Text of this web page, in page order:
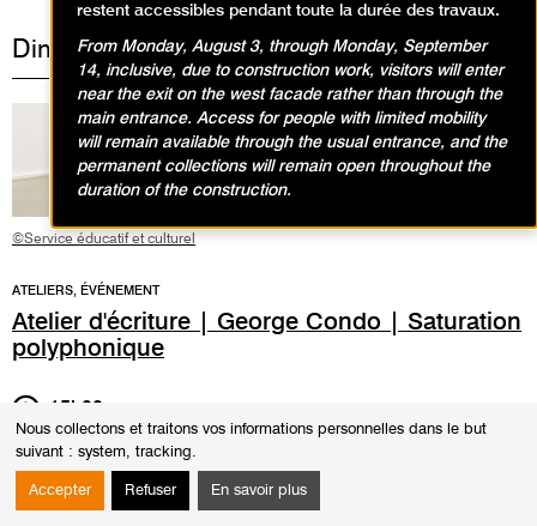
Nous collectons et traitons vos informations personnelles dans le but
suivant : system, tracking.
Accepter Refuser En savoir plus
Dimanche 16 novembre 2025
©Service éducatif et culturel
Atelier d'écriture | George Condo | Saturation
polyphonique
ATELIERS, ÉVÉNEMENT
Face aux œuvres saturées de George Condo, on peut percevoir une
foule compacte de personnages, polyphonie de formes. Par l’écriture de
l’accumulation, de l’exagération, du trop-plein, transformez ces lignes en
restent accessibles pendant toute la durée des travaux.
From Monday, August 3, through Monday, September
14, inclusive, due to construction work, visitors will enter
near the exit on the west facade rather than through the
main entrance. Access for people with limited mobility
will remain available through the usual entrance, and the
permanent collections will remain open throughout the
duration of the construction.